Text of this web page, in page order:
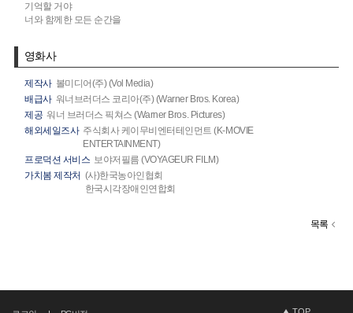
기억할 거야
너와 함께한 모든 순간을
영화사
제작사 볼미디어(주) (Vol Media)
배급사 워너브러더스 코리아(주) (Warner Bros. Korea)
제공 워너 브러더스 픽쳐스 (Warner Bros. Pictures)
해외세일즈사 주식회사 케이무비엔터테인먼트 (K-MOVIE
ENTERTAINMENT)
프로덕션 서비스 보야저필름 (VOYAGEUR FILM)
가치봄 제작처 (사)한국농아인협회
한국시각장애인연합회
목록